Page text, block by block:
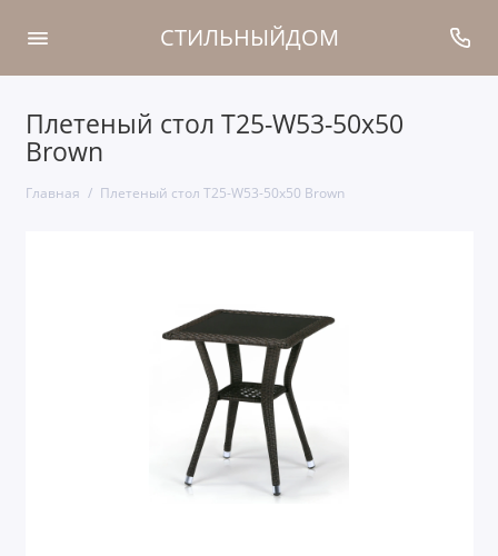
СТИЛЬНЫЙДОМ
Плетеный стол T25-W53-50x50
Brown
Главная Плетеный стол T25-W53-50x50 Brown